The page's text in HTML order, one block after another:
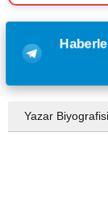
Yazar Biyografisi